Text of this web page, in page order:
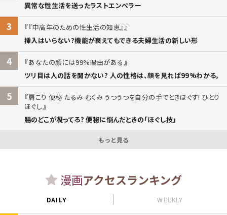
異常な性生活を送ったラストエンペラー
3
『中高年のための性生活の知恵』
挿入はいらない?機能が衰えてもできる夫婦生活の新しい形
4
あなたの顔には99%理由がある
ツリ目は人の話を聞かない? 人の性格は、顔を見れば99%わかる。
5
肩こり 便秘 たるみ むくみ うつうつを自分の手でときほぐす! ひとり
ほぐし
腸のどこが凝ってる? 便秘に悩んだときの「ほぐし技」
もっと見る
漫画アクセスランキング
DAILY WEEKLY